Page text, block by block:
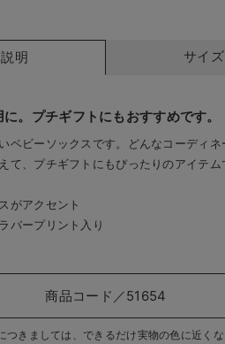
明 サイ
。プチギフトにもおすすめです。
ベビーソックスです。どんなコーディ
て、プチギフトにもぴったりのアイテム
がアクセント
バープリント入り
商品コード／51654
つきましては、できるだけ実物の色に近く